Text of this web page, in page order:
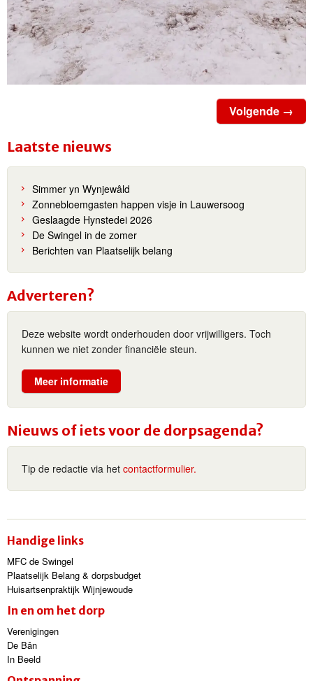
Volgende →
Laatste nieuws
Simmer yn Wynjewâld
Zonnebloemgasten happen visje in Lauwersoog
Geslaagde Hynstedei 2026
De Swingel in de zomer
Berichten van Plaatselijk belang
Adverteren?
Deze website wordt onderhouden door vrijwilligers. Toch
kunnen we niet zonder financiële steun.
Meer informatie
Nieuws of iets voor de dorpsagenda?
Tip de redactie via het contactformulier.
Handige links
MFC de Swingel
Plaatselijk Belang & dorpsbudget
Huisartsenpraktijk Wijnjewoude
In en om het dorp
Verenigingen
De Bân
In Beeld